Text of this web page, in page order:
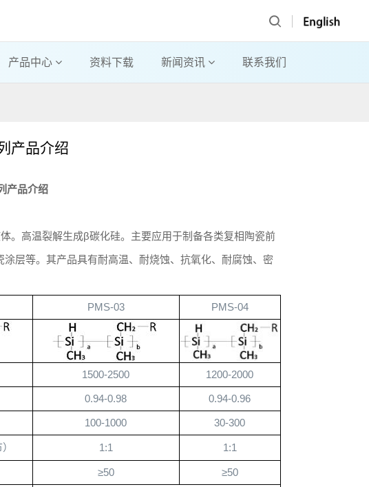
产品中心 资料下载 新闻资讯 联系我们
产品介绍
产品介绍
。高温裂解生成β碳化硅。主要应用于制备各类复相陶瓷前
涂层等。其产品具有耐高温、耐烧蚀、抗氧化、耐腐蚀、密
PMS-03 PMS-04
1500-2500 1200-2000
0.94-0.98 0.94-0.96
100-1000 30-300
1:1 1:1
≥50 ≥50